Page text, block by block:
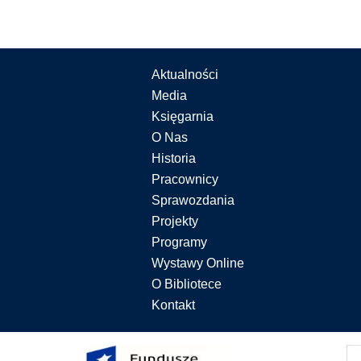
Aktualności
Media
Księgarnia
O Nas
Historia
Pracownicy
Sprawozdania
Projekty
Programy
Wystawy Online
O Bibliotece
Kontakt